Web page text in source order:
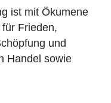
ist mit Ökumene
Frieden,
und
Handel sowie